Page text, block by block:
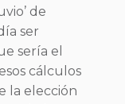
de
ser
sería el
cálculos
la elección